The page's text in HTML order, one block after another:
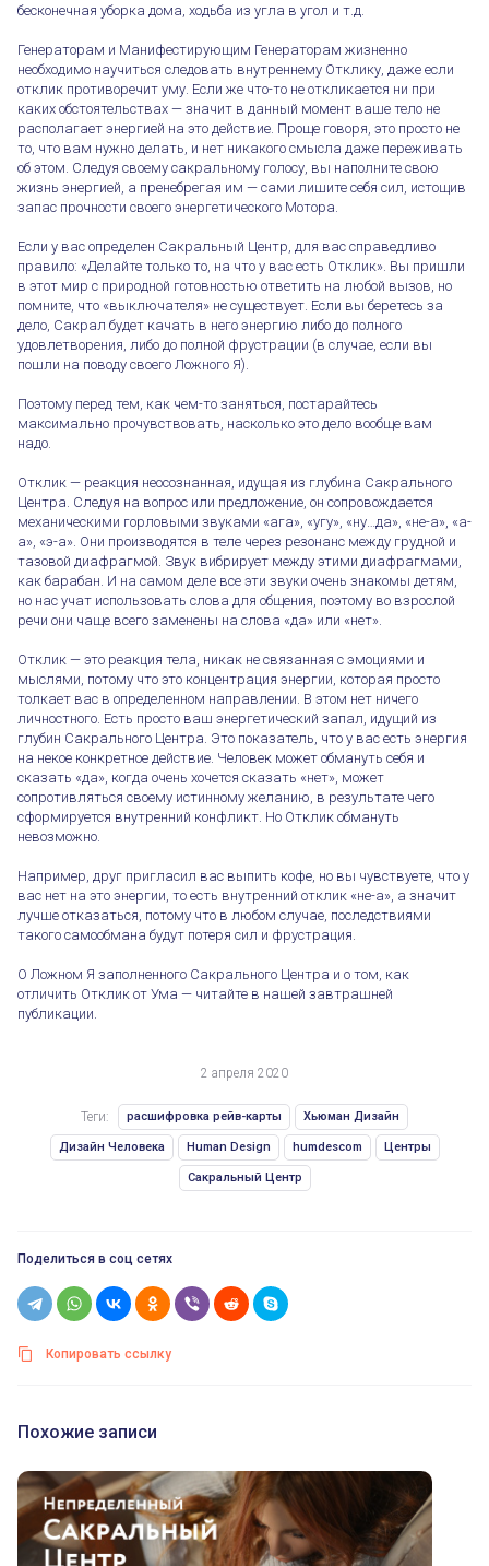
Заполненный Сакральный Центр
бесконечная уборка дома, ходьба из угла в угол и т.д.
Генераторам и Манифестирующим Генераторам жизненно
необходимо научиться следовать внутреннему Отклику, даже если
отклик противоречит уму. Если же что-то не откликается ни при
каких обстоятельствах — значит в данный момент ваше тело не
располагает энергией на это действие. Проще говоря, это просто не
то, что вам нужно делать, и нет никакого смысла даже переживать
об этом. Следуя своему сакральному голосу, вы наполните свою
жизнь энергией, а пренебрегая им — сами лишите себя сил, истощив
запас прочности своего энергетического Мотора.
Если у вас определен Сакральный Центр, для вас справедливо
правило: «Делайте только то, на что у вас есть Отклик». Вы пришли
в этот мир с природной готовностью ответить на любой вызов, но
помните, что «выключателя» не существует. Если вы беретесь за
дело, Сакрал будет качать в него энергию либо до полного
удовлетворения, либо до полной фрустрации (в случае, если вы
пошли на поводу своего Ложного Я).
Поэтому перед тем, как чем-то заняться, постарайтесь
максимально прочувствовать, насколько это дело вообще вам
надо.
Отклик — реакция неосознанная, идущая из глубина Сакрального
Центра. Следуя на вопрос или предложение, он сопровождается
механическими горловыми звуками «ага», «угу», «ну…да», «не-а», «а-
а», «э-а». Они производятся в теле через резонанс между грудной и
тазовой диафрагмой. Звук вибрирует между этими диафрагмами,
как барабан. И на самом деле все эти звуки очень знакомы детям,
но нас учат использовать слова для общения, поэтому во взрослой
речи они чаще всего заменены на слова «да» или «нет».
Отклик — это реакция тела, никак не связанная с эмоциями и
мыслями, потому что это концентрация энергии, которая просто
толкает вас в определенном направлении. В этом нет ничего
личностного. Есть просто ваш энергетический запал, идущий из
глубин Сакрального Центра. Это показатель, что у вас есть энергия
на некое конкретное действие. Человек может обмануть себя и
сказать «да», когда очень хочется сказать «нет», может
сопротивляться своему истинному желанию, в результате чего
сформируется внутренний конфликт. Но Отклик обмануть
невозможно.
Например, друг пригласил вас выпить кофе, но вы чувствуете, что у
вас нет на это энергии, то есть внутренний отклик «не-а», а значит
лучше отказаться, потому что в любом случае, последствиями
такого самообмана будут потеря сил и фрустрация.
О Ложном Я заполненного Сакрального Центра и о том, как
отличить Отклик от Ума — читайте в нашей завтрашней
публикации.
2 апреля 2020
Теги: расшифровка рейв-карты Хьюман Дизайн
Дизайн Человека Human Design humdescom Центры
Сакральный Центр
Поделиться в соц сетях
Копировать ссылку
Похожие записи